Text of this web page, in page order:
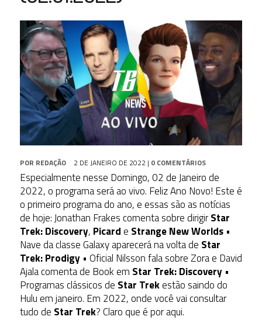
POR REDAÇÃO 2 DE JANEIRO DE 2022 | 0 COMENTÁRIOS
Especialmente nesse Domingo, 02 de Janeiro de
2022, o programa será ao vivo. Feliz Ano Novo! Este é
o primeiro programa do ano, e essas são as notícias
de hoje: Jonathan Frakes comenta sobre dirigirStar
Trek: Discovery, Picarde Strange New Worlds•
Nave da classe Galaxy aparecerá na volta de Star
Trek: Prodigy• Oficial Nilsson fala sobre Zora e David
Ajala comenta de Book em Star Trek: Discovery•
Programas clássicos de Star Trekestão saindo do
Hulu em janeiro. Em 2022, onde você vai consultar
tudo de Star Trek? Claro que é por aqui.